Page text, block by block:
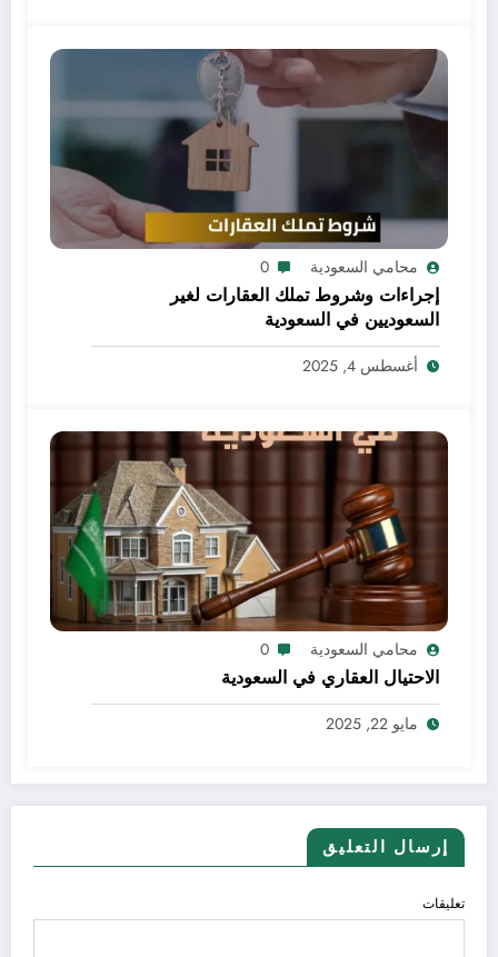
محامي السعودية 0
إجراءات وشروط تملك العقارات لغير
السعوديين في السعودية
أغسطس 4, 2025
محامي السعودية 0
الاحتيال العقاري في السعودية
مايو 22, 2025
إرسال التعليق
تعليقات